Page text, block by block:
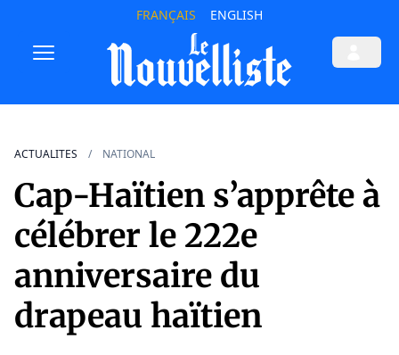
FRANÇAIS ENGLISH
ACTUALITES NATIONAL
Cap-Haïtien s’apprête à
célébrer le 222e
anniversaire du
drapeau haïtien